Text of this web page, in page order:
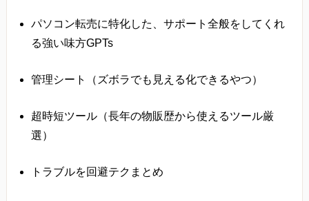
パソコン転売に特化した、サポート全般をしてくれ
る強い味方GPTs
管理シート（ズボラでも見える化できるやつ）
超時短ツール（長年の物販歴から使えるツール厳
選）
トラブルを回避テクまとめ